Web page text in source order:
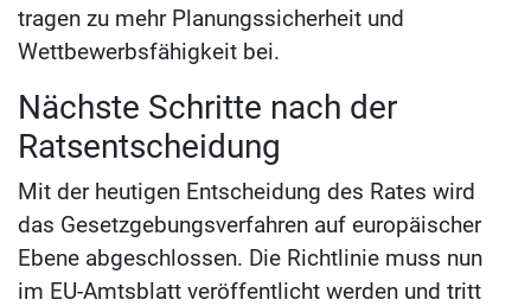
tragen zu mehr Planungssicherheit und
Wettbewerbsfähigkeit bei.
Nächste Schritte nach der
Ratsentscheidung
Mit der heutigen Entscheidung des Rates wird
das Gesetzgebungsverfahren auf europäischer
Ebene abgeschlossen. Die Richtlinie muss nun
im EU-Amtsblatt veröffentlicht werden und tritt